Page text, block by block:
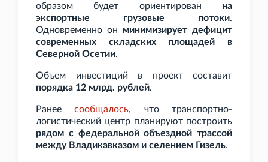
образом будет ориентирован на
экспортные грузовые потоки.
Одновременно он минимизирует дефицит
современных складских площадей в
Северной Осетии.
Объем инвестиций в проект составит
порядка 12 млрд. рублей.
Ранеесообщалось, что транспортно-
логистический центр планируют построить
рядом с федеральной объездной трассой
между Владикавказом и селением Гизель.